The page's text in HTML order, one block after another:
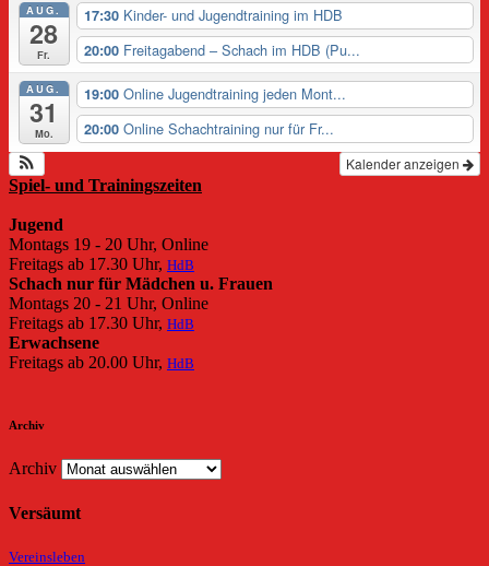
AUG.
28
Fr.
17:30 Kinder- und Jugendtraining im HDB
20:00 Freitagabend – Schach im HDB (Pu...
AUG.
31
Mo.
19:00 Online Jugendtraining jeden Mont...
20:00 Online Schachtraining nur für Fr...
Kalender anzeigen
Spiel- und Trainingszeiten
Jugend
Montags 19 - 20 Uhr, Online
Freitags ab 17.30 Uhr, HdB
Schach nur für Mädchen u. Frauen
Montags 20 - 21 Uhr, Online
Freitags ab 17.30 Uhr, HdB
Erwachsene
Freitags ab 20.00 Uhr, HdB
Archiv
Archiv
Versäumt
Vereinsleben